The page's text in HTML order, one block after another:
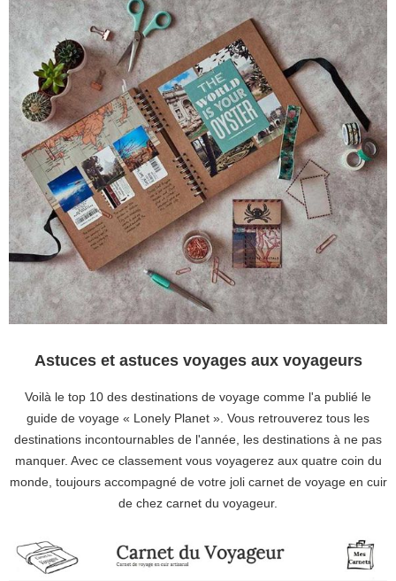
Astuces et astuces voyages aux voyageurs
Voilà le top 10 des destinations de voyage comme l'a publié le
guide de voyage « Lonely Planet ». Vous retrouverez tous les
destinations incontournables de l'année, les destinations à ne pas
manquer. Avec ce classement vous voyagerez aux quatre coin du
monde, toujours accompagné de votre joli carnet de voyage en cuir
de chez carnet du voyageur.